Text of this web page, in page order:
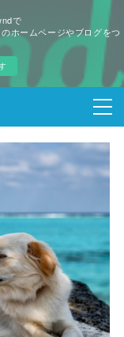
で
ホームページやブログをつ